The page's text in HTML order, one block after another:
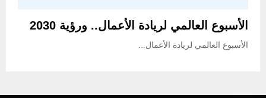
الأسبوع العالمي لريادة الأعمال.. ورؤية 2030
الأسبوع العالمي لريادة الأعمال...